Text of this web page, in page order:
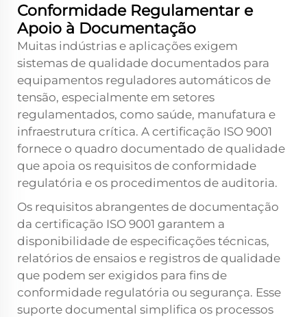
Conformidade Regulamentar e
Apoio à Documentação
Muitas indústrias e aplicações exigem
sistemas de qualidade documentados para
equipamentos reguladores automáticos de
tensão, especialmente em setores
regulamentados, como saúde, manufatura e
infraestrutura crítica. A certificação ISO 9001
fornece o quadro documentado de qualidade
que apoia os requisitos de conformidade
regulatória e os procedimentos de auditoria.
Os requisitos abrangentes de documentação
da certificação ISO 9001 garantem a
disponibilidade de especificações técnicas,
relatórios de ensaios e registros de qualidade
que podem ser exigidos para fins de
conformidade regulatória ou segurança. Esse
suporte documental simplifica os processos